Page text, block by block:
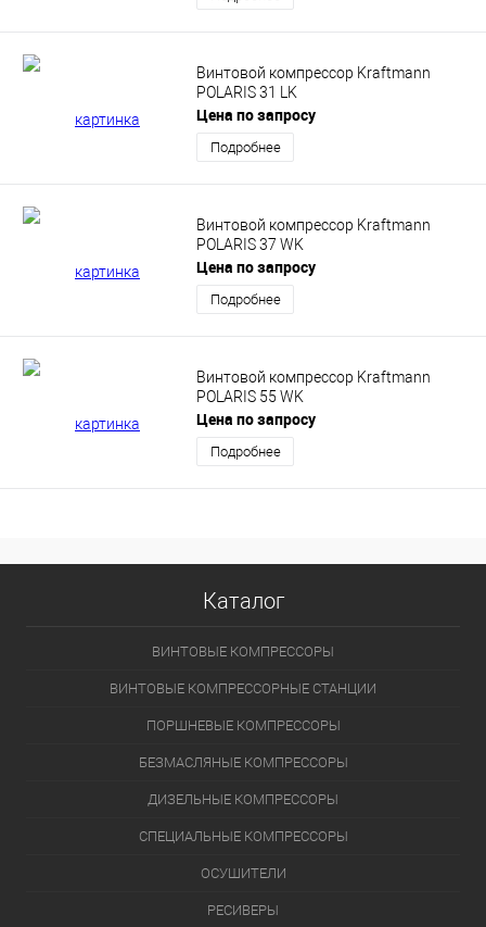
Винтовой компрессор Kraftmann
POLARIS 31 LK
Цена по запросу
Подробнее
Винтовой компрессор Kraftmann
POLARIS 37 WK
Цена по запросу
Подробнее
Винтовой компрессор Kraftmann
POLARIS 55 WK
Цена по запросу
Подробнее
Каталог
ВИНТОВЫЕ КОМПРЕССОРЫ
ВИНТОВЫЕ КОМПРЕССОРНЫЕ СТАНЦИИ
ПОРШНЕВЫЕ КОМПРЕССОРЫ
БЕЗМАСЛЯНЫЕ КОМПРЕССОРЫ
ДИЗЕЛЬНЫЕ КОМПРЕССОРЫ
СПЕЦИАЛЬНЫЕ КОМПРЕССОРЫ
ОСУШИТЕЛИ
РЕСИВЕРЫ